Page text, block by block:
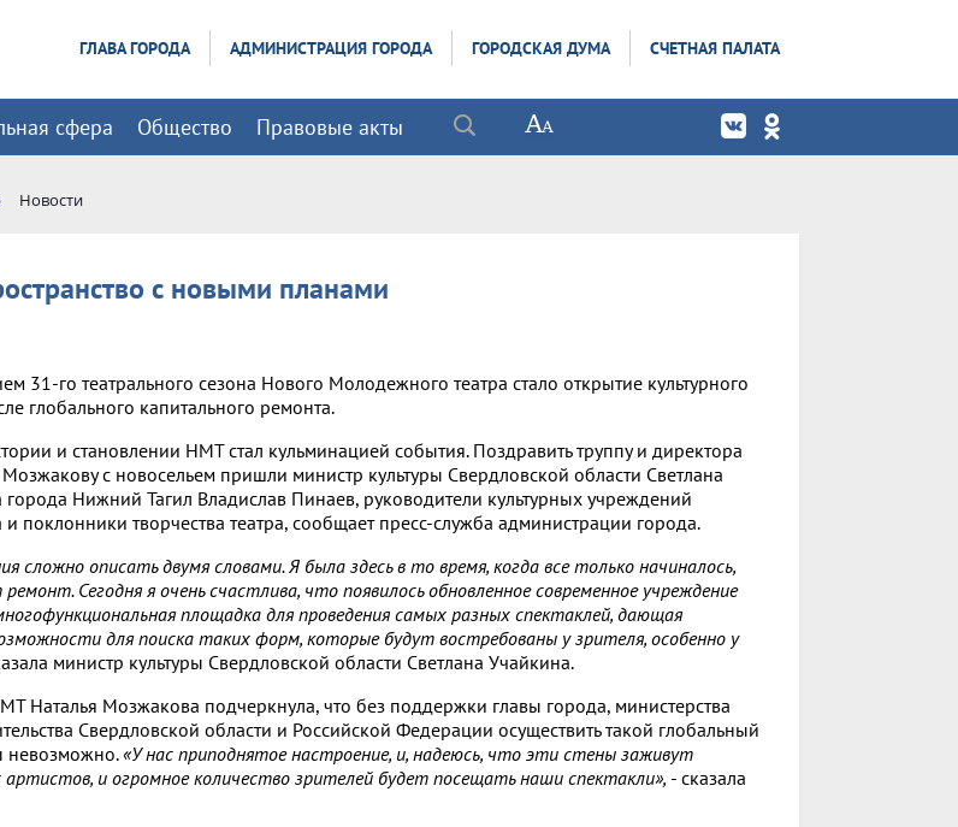
ГЛАВА ГОРОДА АДМИНИСТРАЦИЯ ГОРОДА ГОРОДСКАЯ ДУМА СЧЕТНАЯ ПАЛАТА
сфера Общество Правовые акты
Новости
с новыми планами
31-го театрального сезона Нового Молодежного театра стало открытие культурного
глобального капитального ремонта.
и становлении НМТ стал кульминацией события. Поздравить труппу и директора
с новосельем пришли министр культуры Свердловской области Светлана
города Нижний Тагил Владислав Пинаев, руководители культурных учреждений
поклонники творчества театра, сообщает пресс-служба администрации города.
сложно описать двумя словами. Я была здесь в то время, когда все только начиналось,
ремонт. Сегодня я очень счастлива, что появилось обновленное современное учреждение
площадка для проведения самых разных спектаклей, дающая
для поиска таких форм, которые будут востребованы у зрителя, особенно у
министр культуры Свердловской области Светлана Учайкина.
Наталья Мозжакова подчеркнула, что без поддержки главы города, министерства
Свердловской области и Российской Федерации осуществить такой глобальный
невозможно.«У нас приподнятое настроение, и, надеюсь, что эти стены заживут
и огромное количество зрителей будет посещать наши спектакли», - сказала